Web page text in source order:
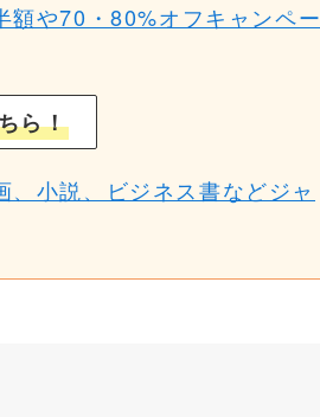
額や70・80%オフキャンペー
ら！
小説、ビジネス書などジャ